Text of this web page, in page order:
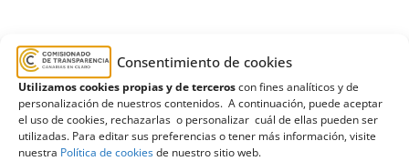
Consentimiento de cookies
Utilizamos cookies propias y de terceroscon fines analíticos y de
personalización de nuestros contenidos. A continuación, puede aceptar
el uso de cookies, rechazarlas o personalizar cuál de ellas pueden ser
utilizadas. Para editar sus preferencias o tener más información, visite
nuestra Política de cookiesde nuestro sitio web.
2021,concurso-oposición , diciembre
Estimación formal y terminación
grupo C1
méritos,plazas de administrativo,Plazas vacantes,
Universidad de La Laguna